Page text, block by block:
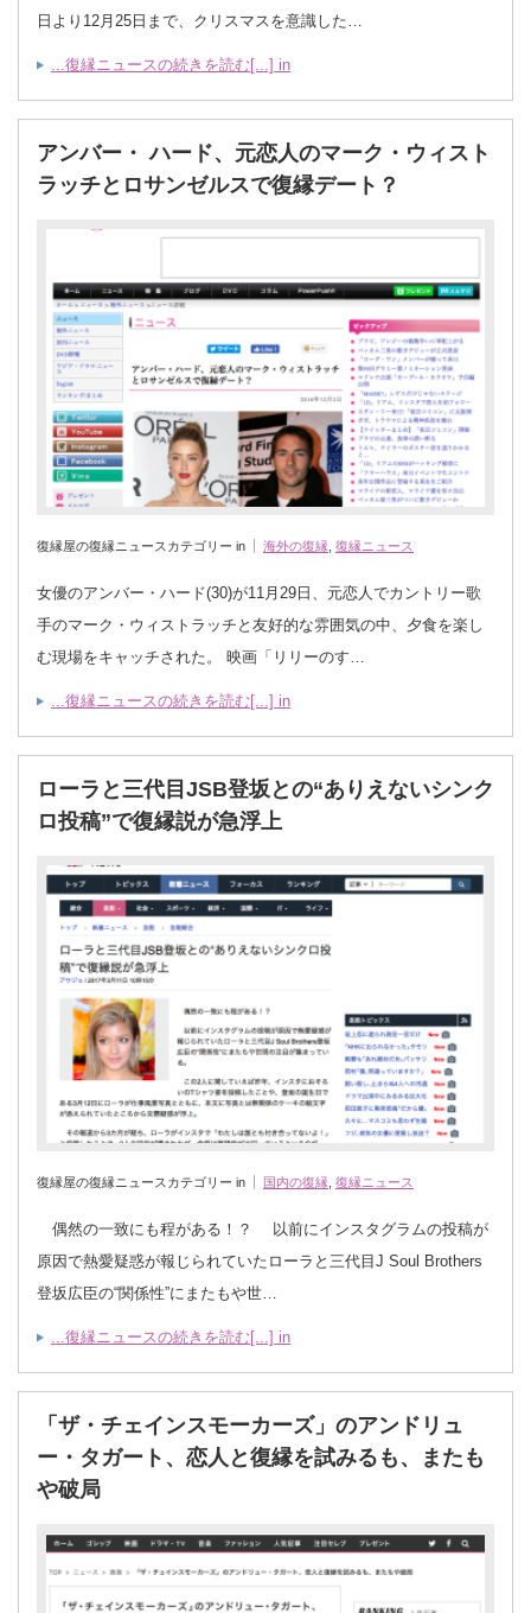
日より12月25日まで、クリスマスを意識した…
...復縁ニュースの続きを読む[...] in
アンバー・ ハード、元恋人のマーク・ウィスト
ラッチとロサンゼルスで復縁デート？
復縁屋の復縁ニュースカテゴリー in 海外の復縁 復縁ニュース
女優のアンバー・ハード(30)が11月29日、元恋人でカントリー歌
手のマーク・ウィストラッチと友好的な雰囲気の中、夕食を楽し
む現場をキャッチされた。 映画「リリーのす…
...復縁ニュースの続きを読む[...] in
ローラと三代目JSB登坂との“ありえないシンク
ロ投稿”で復縁説が急浮上
復縁屋の復縁ニュースカテゴリー in 国内の復縁 復縁ニュース
偶然の一致にも程がある！？ 以前にインスタグラムの投稿が
原因で熱愛疑惑が報じられていたローラと三代目J Soul Brothers
登坂広臣の“関係性”にまたもや世…
...復縁ニュースの続きを読む[...] in
「ザ・チェインスモーカーズ」のアンドリュ
ー・タガート、恋人と復縁を試みるも、またも
や破局